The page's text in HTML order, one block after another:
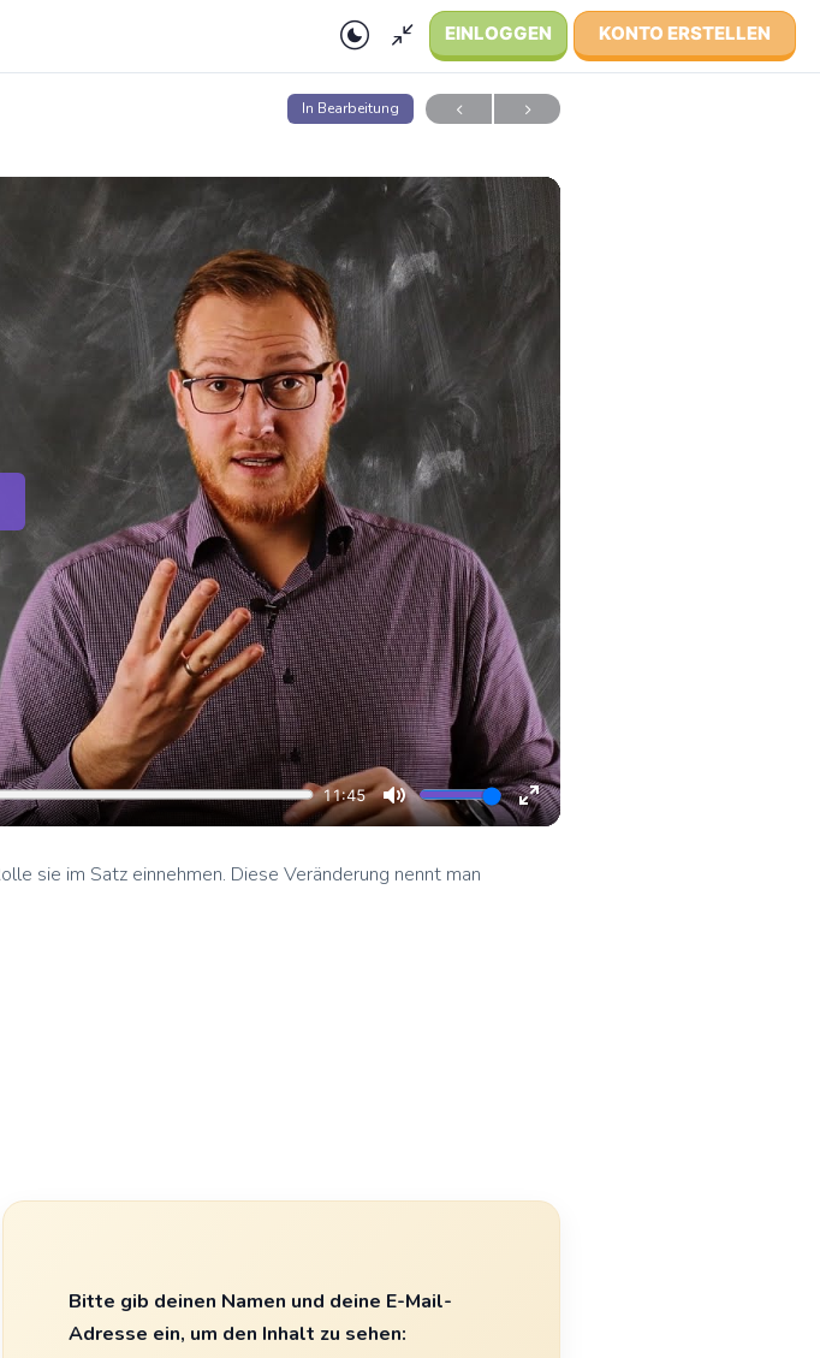
EINLOGGEN KONTO ERSTELLEN
In Bearbeitung
sie im Satz einnehmen. Diese Veränderung nennt man
Bitte gib deinen Namen und deine E-Mail-
Adresse ein, um den Inhalt zu sehen: